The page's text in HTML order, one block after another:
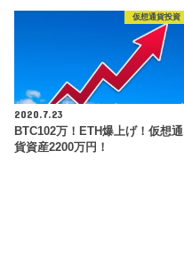
仮想通貨投資
2020.7.23
BTC102万！ETH爆上げ！仮想通
貨資産2200万円！